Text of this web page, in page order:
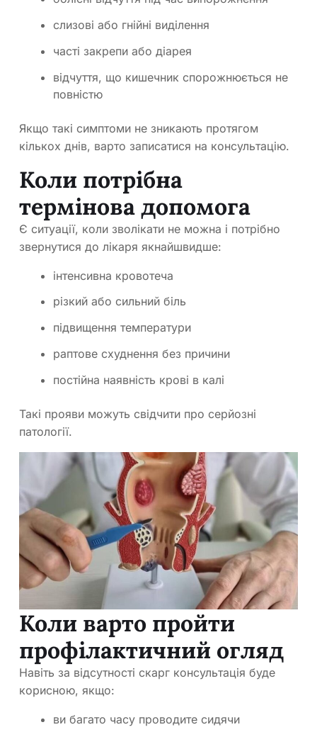
слизові або гнійні виділення
часті закрепи або діарея
відчуття, що кишечник спорожнюється не
повністю
Якщо такі симптоми не зникають протягом
кількох днів, варто записатися на консультацію.
Коли потрібна
термінова допомога
Є ситуації, коли зволікати не можна і потрібно
звернутися до лікаря якнайшвидше:
інтенсивна кровотеча
різкий або сильний біль
підвищення температури
раптове схуднення без причини
постійна наявність крові в калі
Такі прояви можуть свідчити про серйозні
патології.
Коли варто пройти
профілактичний огляд
Навіть за відсутності скарг консультація буде
корисною, якщо:
ви багато часу проводите сидячи